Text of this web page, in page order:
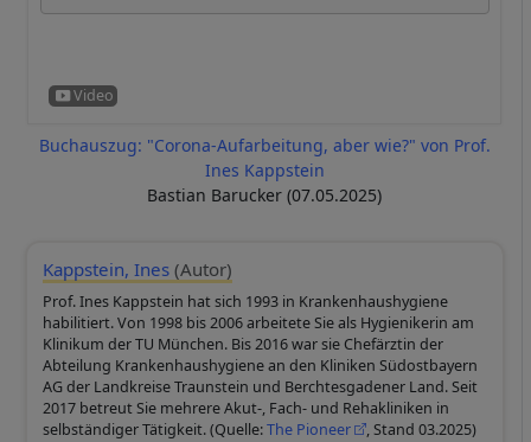
Buchauszug: "Corona-Aufarbeitung, aber wie?" von Prof.
Ines Kappstein
Bastian Barucker (07.05.2025)
Kappstein, Ines (Autor)
Prof. Ines Kappstein hat sich 1993 in Krankenhaushygiene
habilitiert. Von 1998 bis 2006 arbeitete Sie als Hygienikerin am
Klinikum der TU München. Bis 2016 war sie Chefärztin der
Abteilung Krankenhaushygiene an den Kliniken Südostbayern
AG der Landkreise Traunstein und Berchtesgadener Land. Seit
2017 betreut Sie mehrere Akut-, Fach- und Rehakliniken in
selbständiger Tätigkeit. (Quelle:The Pioneer , Stand 03.2025)